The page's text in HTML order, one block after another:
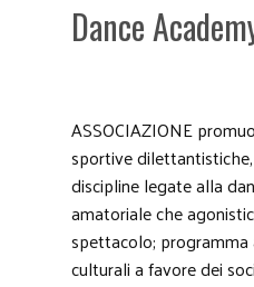
Dance
ASSOCIAZIONE
sportive
discipline legate alla
amatoriale che
spettacolo;
culturali a favore dei